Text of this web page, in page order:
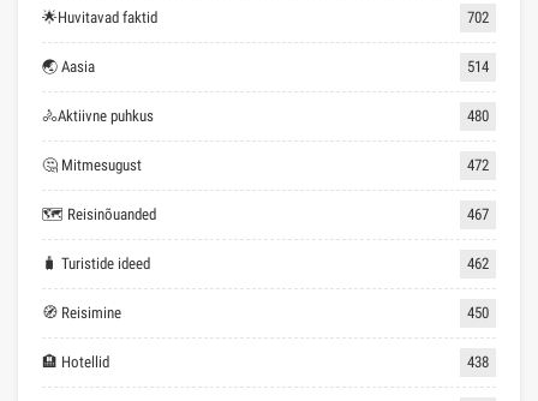
🌟Huvitavad faktid 702
🌏 Aasia 514
🚴Aktiivne puhkus 480
🤔 Mitmesugust 472
🗺 Reisinõuanded 467
🧳 Turistide ideed 462
🧭 Reisimine 450
🏨 Hotellid 438